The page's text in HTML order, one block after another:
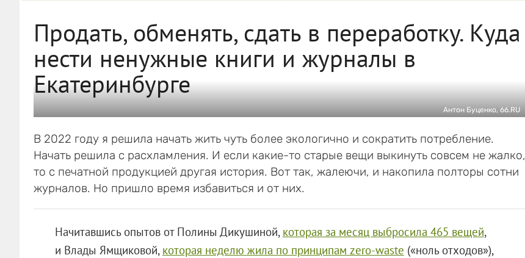
Продать, обменять, сдать в переработку. Куда
нести ненужные книги и журналы в
Екатеринбурге
Антон Буценко, 66.RU
В 2022 году я решила начать жить чуть более экологично и сократить потребление.
Начать решила с расхламления. И если какие-то старые вещи выкинуть совсем не жалко,
то с печатной продукцией другая история. Вот так, жалеючи, и накопила полторы сотни
журналов. Но пришло время избавиться и от них.
Начитавшись опытов от Полины Дикушиной, которая за месяц выбросила 465 вещей,
и Влады Ямщиковой, которая неделю жила по принципам zero-waste («ноль отходов»),